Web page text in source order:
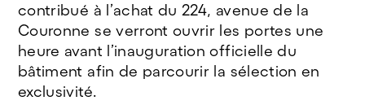
contribué à l’achat du 224, avenue de la
Couronne se verront ouvrir les portes une
heure avant l’inauguration officielle du
bâtiment afin de parcourir la sélection en
exclusivité.